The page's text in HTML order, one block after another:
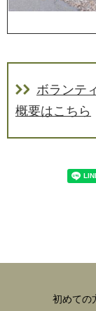
ボランテ
概要はこちら
初めての